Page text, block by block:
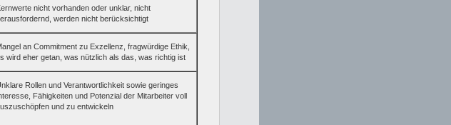
nicht vorhanden oder unklar, nicht
werden nicht berücksichtigt
an Commitment zu Exzellenz, fragwürdige Ethik,
wird eher getan, was nützlich als das, was richtig ist
Rollen und Verantwortlichkeit sowie geringes
Fähigkeiten und Potenzial der Mitarbeiter voll
und zu entwickeln